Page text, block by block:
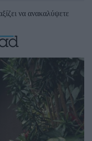
να ανακαλύψετε